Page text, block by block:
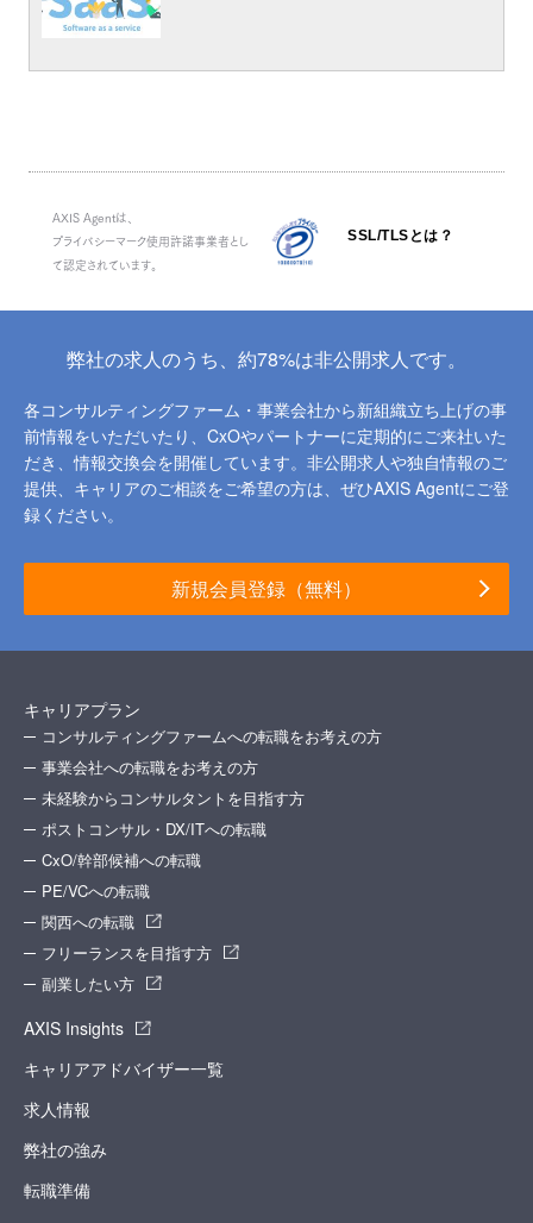
AXIS Agentは、
プライバシーマーク使用許諾事業者とし
て認定されています。
SSL/TLSとは？
弊社の求人のうち、約78%は非公開求人です。
各コンサルティングファーム・事業会社から新組織立ち上げの事
前情報をいただいたり、 CxOやパートナーに定期的にご来社いた
だき、情報交換会を開催しています。 非公開求人や独自情報のご
提供、キャリアのご相談をご希望の方は、ぜひAXIS Agentにご登
録ください。
新規会員登録（無料）
キャリアプラン
コンサルティングファームへの転職をお考えの方
事業会社への転職をお考えの方
未経験からコンサルタントを目指す方
ポストコンサル・DX/ITへの転職
CxO/幹部候補への転職
PE/VCへの転職
関西への転職
フリーランスを目指す方
副業したい方
AXIS Insights
キャリアアドバイザー一覧
求人情報
弊社の強み
転職準備